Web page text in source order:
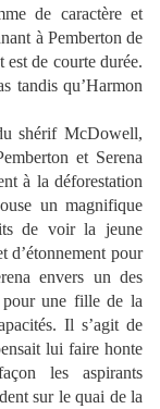
de caractère et
à Pemberton de
est de courte durée.
tandis qu’Harmon
shérif McDowell,
et Serena
à la déforestation
un magnifique
de voir la jeune
d’étonnement pour
envers un des
pour une fille de la
Il s’agit de
lui faire honte
les aspirants
sur le quai de la